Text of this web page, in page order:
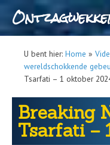
U bent hier: Home »
wereldschokkende
Tsarfati – 1 oktober
Breaking
Tsarfati –